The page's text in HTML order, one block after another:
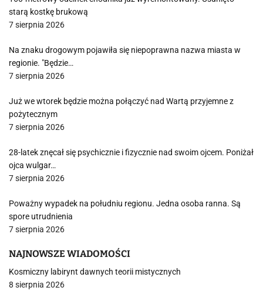
starą kostkę brukową
7 sierpnia 2026
Na znaku drogowym pojawiła się niepoprawna nazwa miasta w
regionie. "Będzie…
7 sierpnia 2026
Już we wtorek będzie można połączyć nad Wartą przyjemne z
pożytecznym
7 sierpnia 2026
28-latek znęcał się psychicznie i fizycznie nad swoim ojcem. Poniżał
ojca wulgar…
7 sierpnia 2026
Poważny wypadek na południu regionu. Jedna osoba ranna. Są
spore utrudnienia
7 sierpnia 2026
NAJNOWSZE WIADOMOŚCI
Kosmiczny labirynt dawnych teorii mistycznych
8 sierpnia 2026